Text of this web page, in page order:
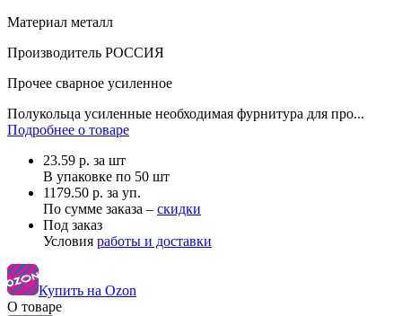
Материал металл
Производитель РОССИЯ
Прочее сварное усиленное
Полукольца усиленные необходимая фурнитура для про...
Подробнее о товаре
23.59 р. за шт
В упаковке по 50 шт
1179.50 р. за уп.
По сумме заказа – скидки
Под заказ
Условия работы и доставки
Купить на Ozon
О товаре